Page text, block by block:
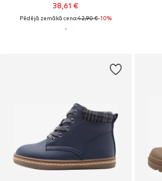
38,61 €
Pēdējā zemākā cena:42,90 €-10%